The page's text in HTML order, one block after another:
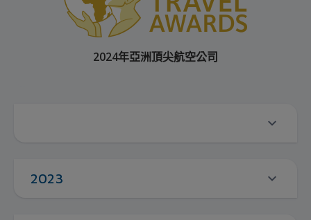
2024年亞洲頂尖航空公司
2023